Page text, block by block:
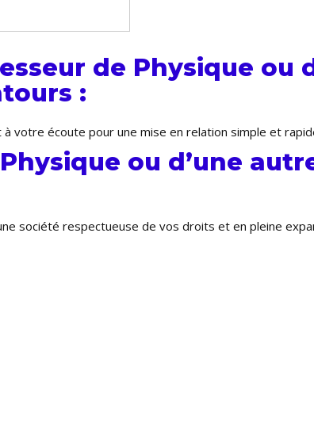
de Physique ou
:
votre écoute pour une mise en relation simple et
ou d’une
société respectueuse de vos droits et en pleine